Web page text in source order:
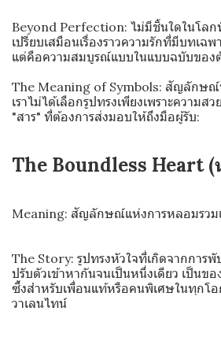
Beyond Perfection: ไม่มีชิ้นใดในโล
เปรียบเสมือนเรื่องราวความรักที่มีบทเฉ
แต่คือความสมบูรณ์แบบในแบบฉบับของตั
The Meaning of Symbols: สัญลักษณ์
เราไม่ได้เลือกรูปทรงเพียงเพราะความสว
"สาร" ที่ต้องการส่งมอบให้ถึงมือผู้รับ:
The Boundless Heart (
Meaning: สัญลักษณ์แห่งการหลอมรวม
The Story: รูปทรงหัวใจที่เกิดจากการพั
ปรับตัวเข้าหากันจนเป็นหนึ่งเดียว เป็นข
ซึ้งสำหรับเพื่อนแท้หรือคนพิเศษในทุกโอ
วาเลนไทน์